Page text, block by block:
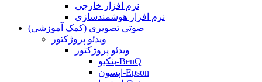
نرم افزار خارجی
نرم افزار هوشمندسازی
صوتی تصویری (کمک آموزشی)
ویدئو پروژکتور
ویدئو پروژکتور
بنکیو-BenQ
اپسون-Epson